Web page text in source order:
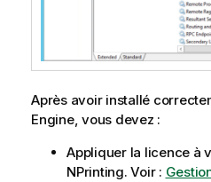
Après avoir installé
Engine, vous devez :
Appliquer la licence à
NPrinting. Voir :